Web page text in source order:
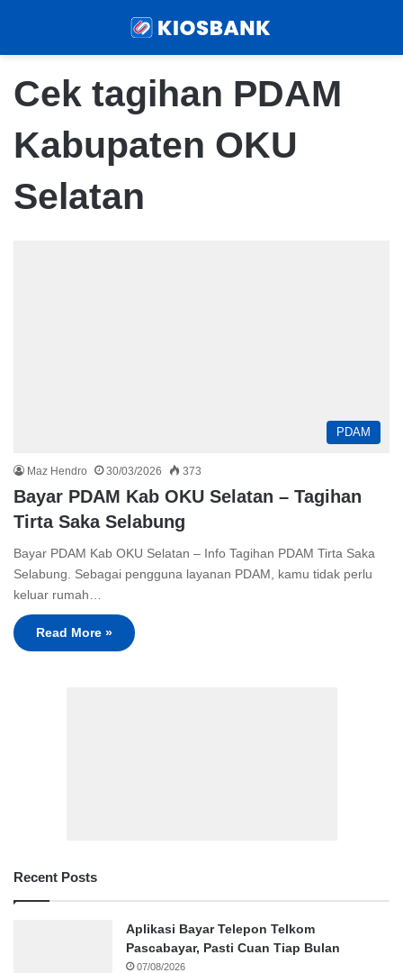
Cek tagihan PDAM
Kabupaten OKU
Selatan
PDAM
Maz Hendro 30/03/2026 373
Bayar PDAM Kab OKU Selatan – Tagihan
Tirta Saka Selabung
Bayar PDAM Kab OKU Selatan – Info Tagihan PDAM Tirta Saka
Selabung. Sebagai pengguna layanan PDAM, kamu tidak perlu
keluar rumah…
Read More »
Recent Posts
Aplikasi Bayar Telepon Telkom
Pascabayar, Pasti Cuan Tiap Bulan
07/08/2026